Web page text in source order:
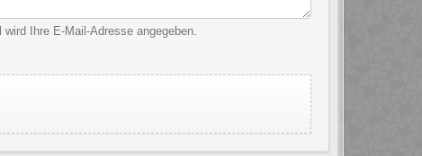
Ihre E-Mail-Adresse angegeben.